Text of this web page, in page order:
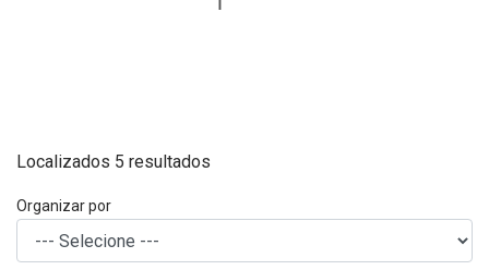
Localizados 5 resultados
Organizar por